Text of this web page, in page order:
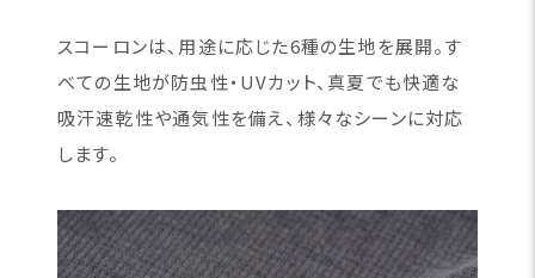
スコーロンは、用途に応じた6種の生地を展開。す
べての生地が防虫性・UVカット、真夏でも快適な
吸汗速乾性や通気性を備え、様々なシーンに対応
します。